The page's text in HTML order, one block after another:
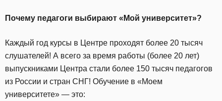
Почему педагоги выбирают «Мой университет»?
Каждый год курсы в Центре проходят более 20 тысяч
слушателей! А всего за время работы (более 20 лет)
выпускниками Центра стали более 150 тысяч педагогов
из России и стран СНГ! Обучение в «Моем
университете» — это: